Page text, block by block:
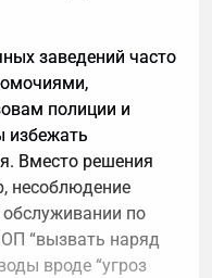
заведений часто
полиции и
избежать
Вместо решения
несоблюдение
по
“вызвать наряд
вроде “угроз